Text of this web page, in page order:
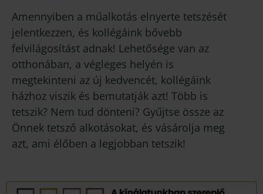
Amennyiben a műalkotás elnyerte tetszését
jelentkezzen, és kollégáink bővebb
felvilágosítást adnak! Lehetősége van az
otthonában, a végleges helyén is
megtekinteni az új kedvencét, kollégáink
házhoz viszik és bemutatják azt! Több is
tetszik? Nem tud dönteni? Gyűjtse össze az
Önnek tetsző alkotásokat, és vásárolja meg
azt, ami élőben a legjobban tetszik!